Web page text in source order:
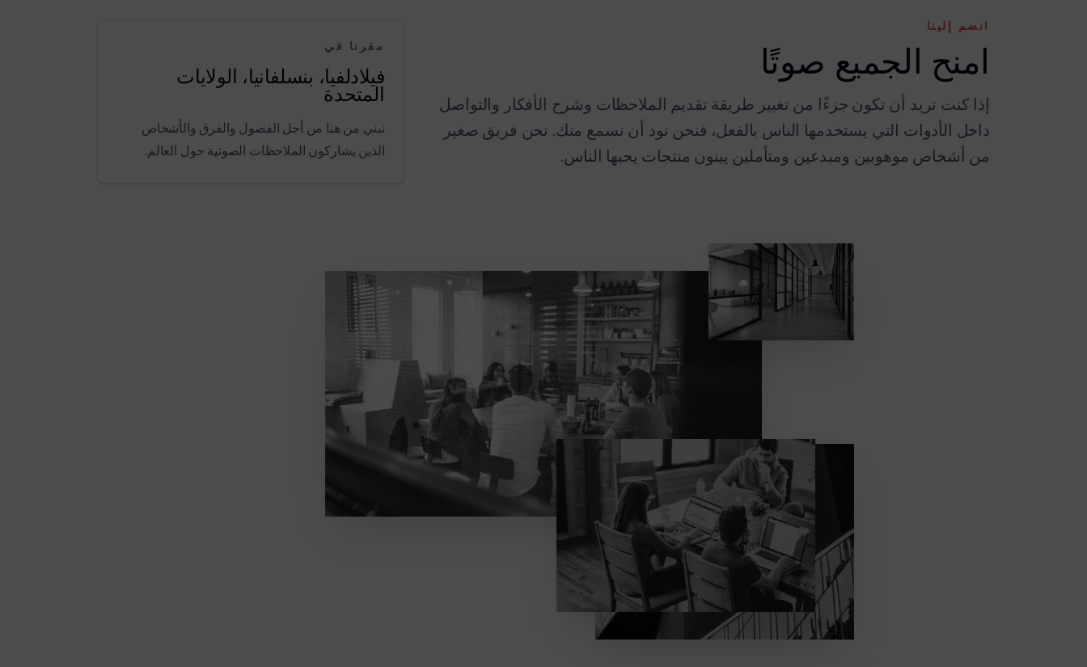
انضم إلينا
امنح الجميع صوتًا
إذا كنت تريد أن تكون جزءًا من تغيير طريقة تقديم الملاحظات وشرح الأفكار والتواصل
داخل الأدوات التي يستخدمها الناس بالفعل، فنحن نود أن نسمع منك. نحن فريق صغير
من أشخاص موهوبين ومبدعين ومتأملين يبنون منتجات يحبها الناس.
مقرنا في
فيلادلفيا، بنسلفانيا، الولايات
المتحدة
نبني من هنا من أجل الفصول والفرق والأشخاص
الذين يشاركون الملاحظات الصوتية حول العالم.